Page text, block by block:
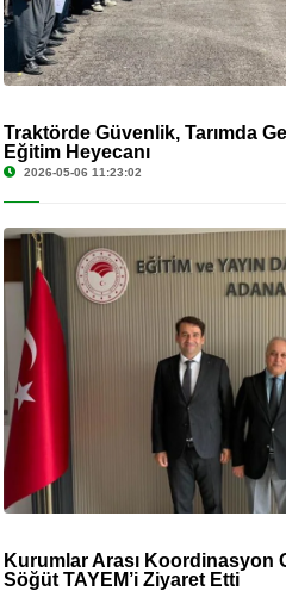
Traktörde Güvenlik, Tarımda
Eğitim Heyecanı
2026-05-06 11:23:02
Kurumlar Arası Koordinasyon
Söğüt TAYEM’i Ziyaret Etti